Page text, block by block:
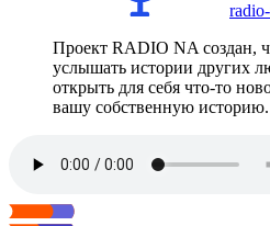
Проект RADIO NA создан,
услышать истории других
открыть для себя что-то
вашу собственную историю.